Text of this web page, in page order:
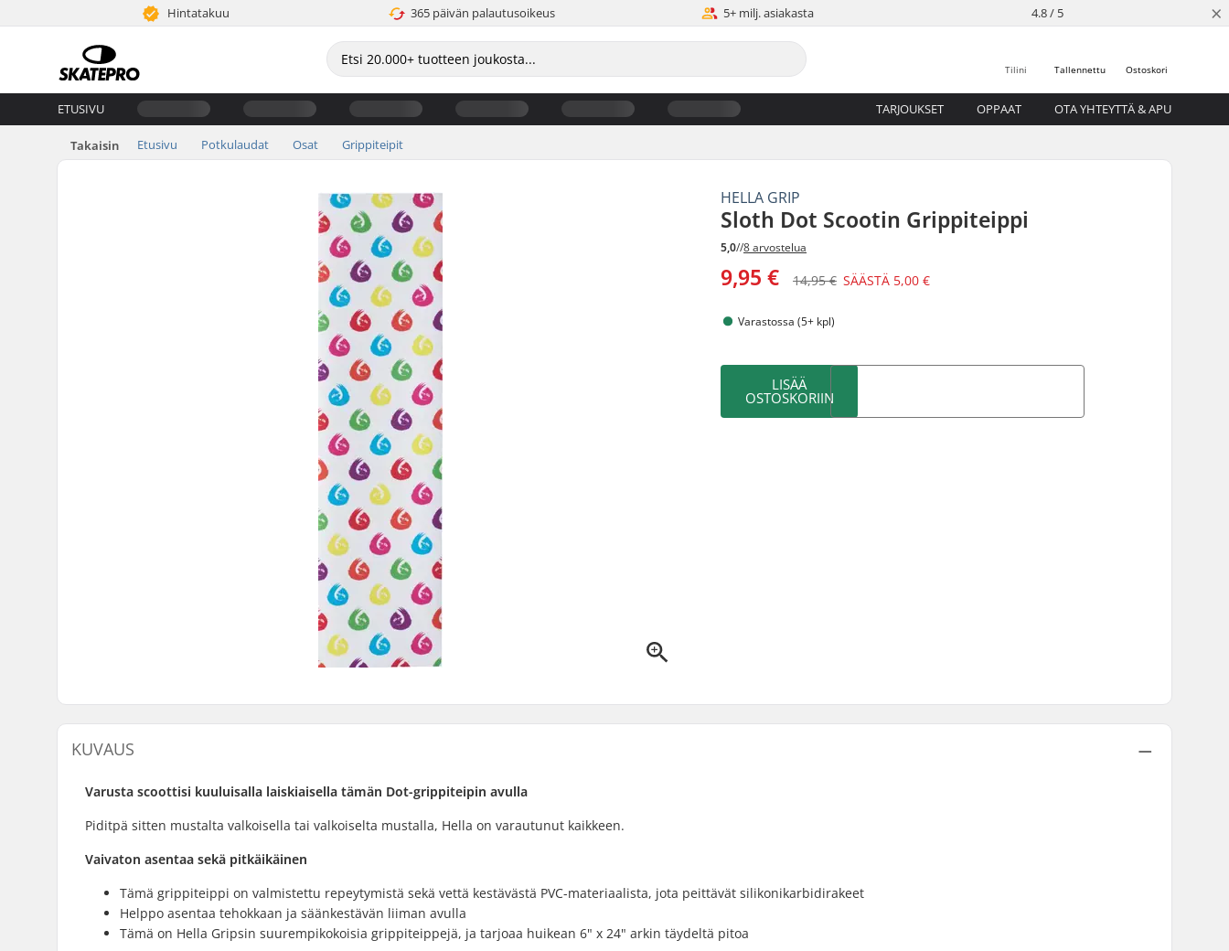
Hintatakuu 365 päivän palautusoikeus 5+ milj. asiakasta 4.8 / 5 ×
Ostoskori
Tallennettu
Tilini
ETUSIVU TARJOUKSET OPPAAT OTA YHTEYTTÄ & APU
Takaisin Etusivu Potkulaudat Osat Grippiteipit
HELLA GRIP
Sloth Dot Scootin Grippiteippi
5,0//8 arvostelua
9,95 € 14,95 € SÄÄSTÄ 5,00 €
Varastossa (5+ kpl)
LISÄÄ
OSTOSKORIIN
KUVAUS
Varusta scoottisi kuuluisalla laiskiaisella tämän Dot-grippiteipin avulla
Piditpä sitten mustalta valkoisella tai valkoiselta mustalla, Hella on varautunut kaikkeen.
Vaivaton asentaa sekä pitkäikäinen
Tämä grippiteippi on valmistettu repeytymistä sekä vettä kestävästä PVC-materiaalista, jota peittävät silikonikarbidirakeet
Helppo asentaa tehokkaan ja säänkestävän liiman avulla
Tämä on Hella Gripsin suurempikokoisia grippiteippejä, ja tarjoaa huikean 6" x 24" arkin täydeltä pitoa